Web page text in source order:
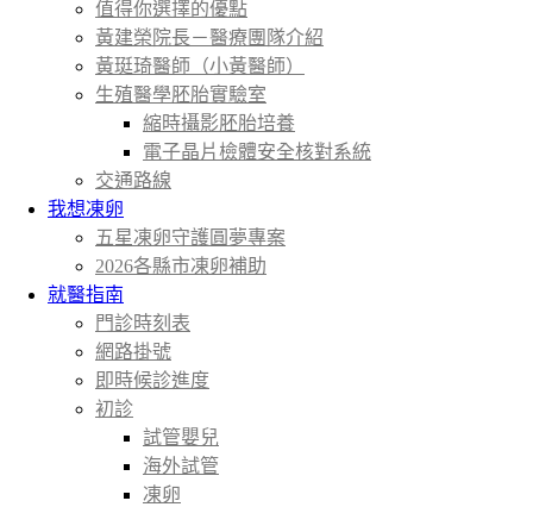
值得你選擇的優點
黃建榮院長－醫療團隊介紹
黃珽琦醫師（小黃醫師）
生殖醫學胚胎實驗室
縮時攝影胚胎培養
電子晶片檢體安全核對系統
交通路線
我想凍卵
五星凍卵守護圓夢專案
2026各縣市凍卵補助
就醫指南
門診時刻表
網路掛號
即時候診進度
初診
試管嬰兒
海外試管
凍卵